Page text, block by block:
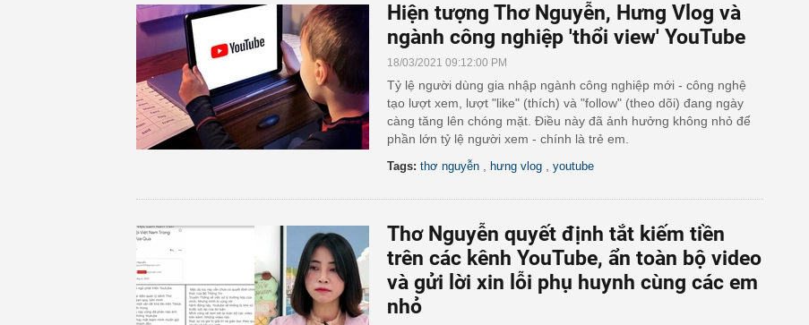
Hiện tượng Thơ Nguyễn, Hưng Vlog và
ngành công nghiệp 'thổi view' YouTube
18/03/2021 09:12:00 PM
Tỷ lệ người dùng gia nhập ngành công nghiệp mới - công nghệ
tạo lượt xem, lượt "like" (thích) và "follow" (theo dõi) đang ngày
càng tăng lên chóng mặt. Điều này đã ảnh hưởng không nhỏ để
phần lớn tỷ lệ người xem - chính là trẻ em.
Tags: thơ nguyễn hưng vlog youtube
Thơ Nguyễn quyết định tắt kiếm tiền
trên các kênh YouTube, ẩn toàn bộ video
và gửi lời xin lỗi phụ huynh cùng các em
nhỏ